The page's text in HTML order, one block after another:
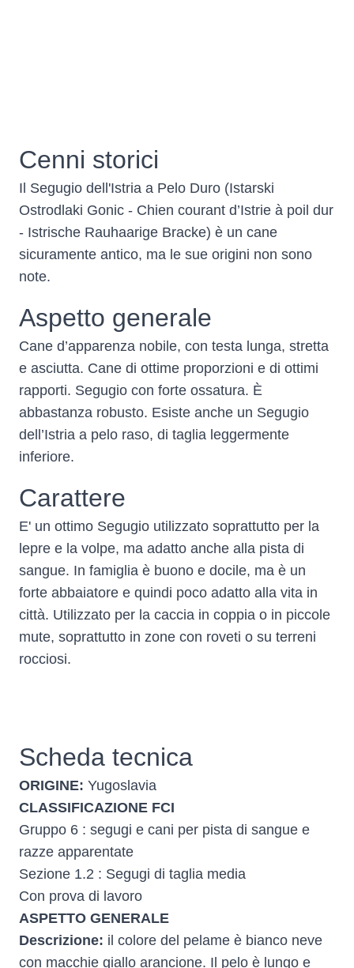
Cenni storici
Il Segugio dell'Istria a Pelo Duro (Istarski
Ostrodlaki Gonic - Chien courant d’Istrie à poil dur
- Istrische Rauhaarige Bracke) è un cane
sicuramente antico, ma le sue origini non sono
note.
Aspetto generale
Cane d’apparenza nobile, con testa lunga, stretta
e asciutta. Cane di ottime proporzioni e di ottimi
rapporti. Segugio con forte ossatura. È
abbastanza robusto. Esiste anche un Segugio
dell’Istria a pelo raso, di taglia leggermente
inferiore.
Carattere
E' un ottimo Segugio utilizzato soprattutto per la
lepre e la volpe, ma adatto anche alla pista di
sangue. In famiglia è buono e docile, ma è un
forte abbaiatore e quindi poco adatto alla vita in
città. Utilizzato per la caccia in coppia o in piccole
mute, soprattutto in zone con roveti o su terreni
rocciosi.
Scheda tecnica
ORIGINE: Yugoslavia
CLASSIFICAZIONE FCI
Gruppo 6 : segugi e cani per pista di sangue e
razze apparentate
Sezione 1.2 : Segugi di taglia media
Con prova di lavoro
ASPETTO GENERALE
Descrizione: il colore del pelame è bianco neve
con macchie giallo arancione. Il pelo è lungo e